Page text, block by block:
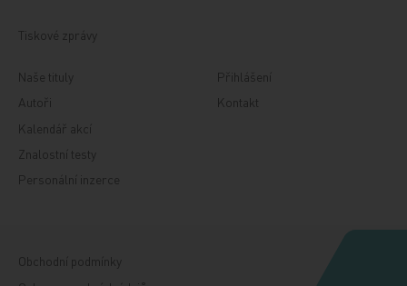
Tiskové zprávy
Naše tituly
Autoři
Kalendář akcí
Znalostní testy
Personální inzerce
Přihlášení
Kontakt
Obchodní podmínky